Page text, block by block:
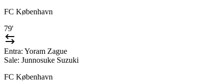
FC København
79'
Entra: Yoram Zague
Sale: Junnosuke Suzuki
FC København